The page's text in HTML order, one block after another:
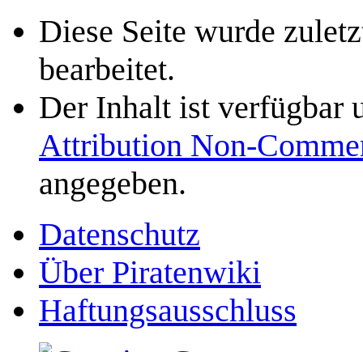
Diese Seite wurde
bearbeitet.
Der Inhalt ist verfügbar
Attribution Non-
angegeben.
Datenschutz
Über Piratenwiki
Haftungsausschluss